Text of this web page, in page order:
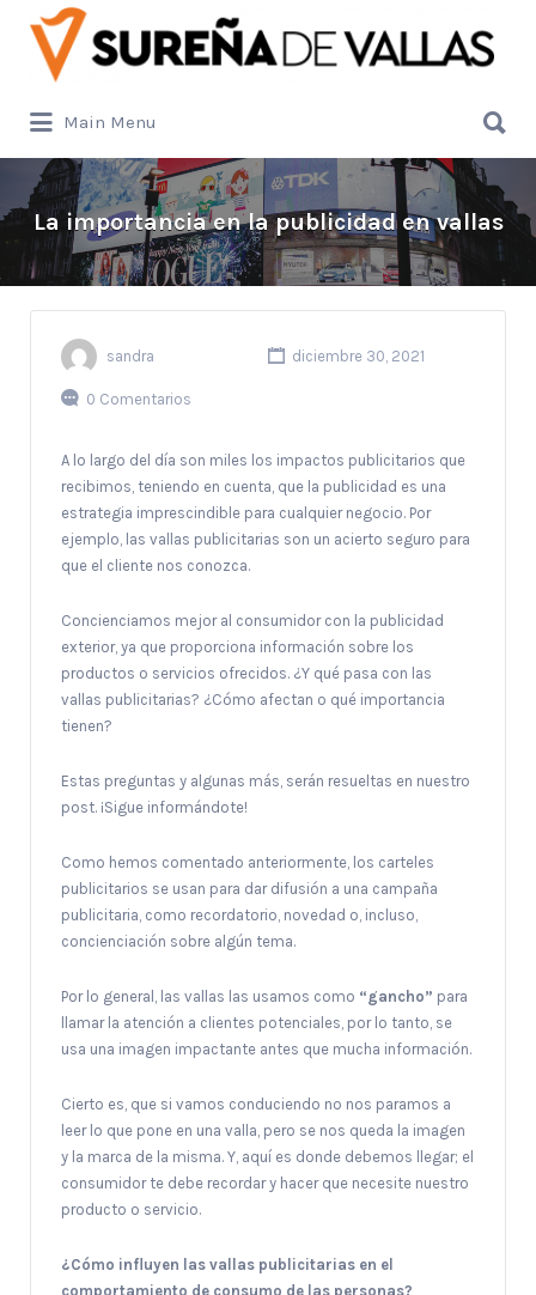
Buscar
por:
Main Menu
por:
La importancia en la publicidad en vallas
sandra diciembre 30, 2021
0 Comentarios
A lo largo del día son miles los impactos publicitarios que
recibimos, teniendo en cuenta, que la publicidad es una
estrategia imprescindible para cualquier negocio. Por
ejemplo, las vallas publicitarias son un acierto seguro para
que el cliente nos conozca.
Concienciamos mejor al consumidor con la publicidad
exterior, ya que proporciona información sobre los
productos o servicios ofrecidos. ¿Y qué pasa con las
vallas publicitarias? ¿Cómo afectan o qué importancia
tienen?
Estas preguntas y algunas más, serán resueltas en nuestro
post. ¡Sigue informándote!
Como hemos comentado anteriormente, los carteles
publicitarios se usan para dar difusión a una campaña
publicitaria, como recordatorio, novedad o, incluso,
concienciación sobre algún tema.
Por lo general, las vallas las usamos como “gancho” para
llamar la atención a clientes potenciales, por lo tanto, se
usa una imagen impactante antes que mucha información.
Cierto es, que si vamos conduciendo no nos paramos a
leer lo que pone en una valla, pero se nos queda la imagen
y la marca de la misma. Y, aquí es donde debemos llegar; el
consumidor te debe recordar y hacer que necesite nuestro
producto o servicio.
¿Cómo influyen las vallas publicitarias en el
comportamiento de consumo de las personas?